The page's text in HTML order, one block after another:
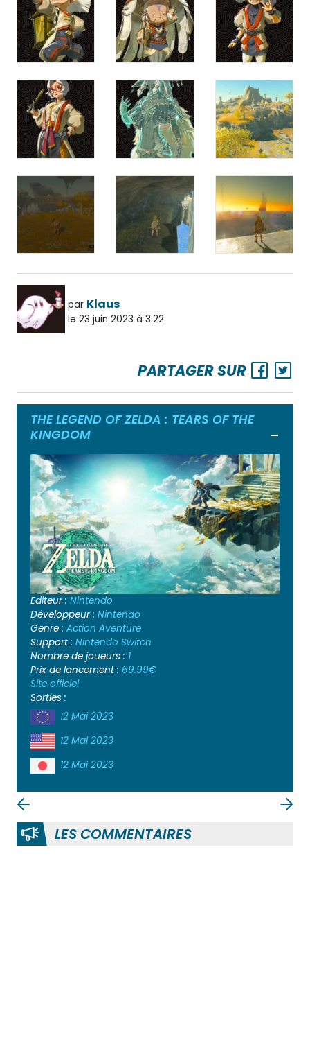
par Klaus
le 23 juin 2023 à 3:22
PARTAGER SUR
THE LEGEND OF ZELDA : TEARS OF THE
KINGDOM
Editeur : Nintendo
Développeur : Nintendo
Genre : Action Aventure
Support : Nintendo Switch
Nombre de joueurs : 1
Prix de lancement : 69.99€
Site officiel
Sorties :
12 Mai 2023
12 Mai 2023
12 Mai 2023
LES COMMENTAIRES